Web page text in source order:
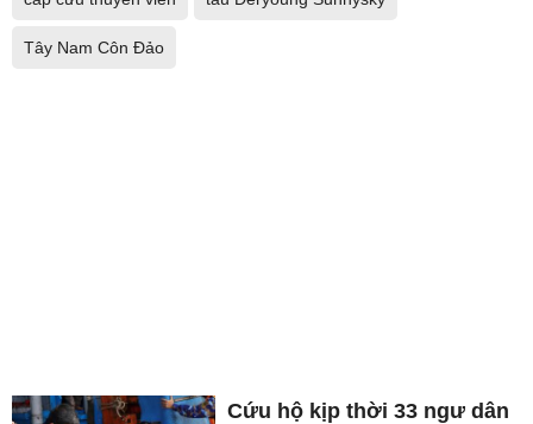
Tây Nam Côn Đảo
Cứu hộ kịp thời 33 ngư dân